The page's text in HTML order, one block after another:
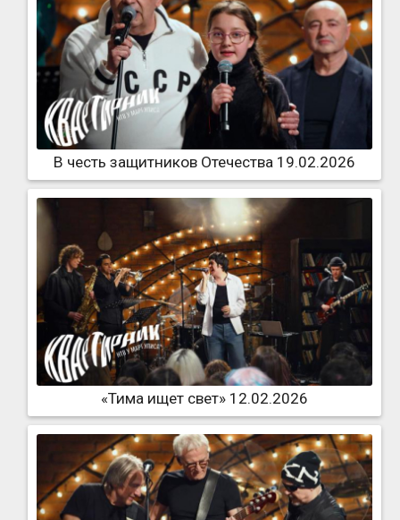
В честь защитников Отечества 19.02.2026
«Тима ищет свет» 12.02.2026